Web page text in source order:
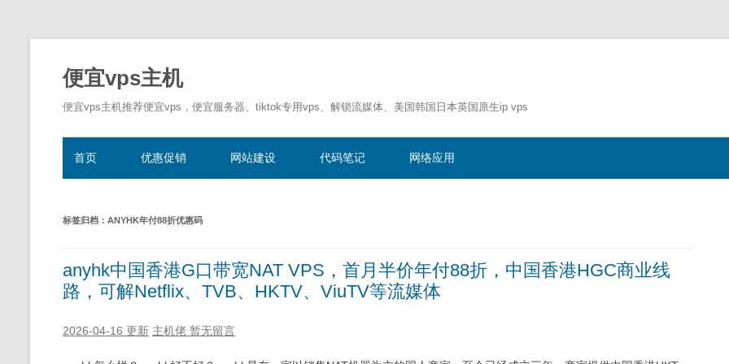
便宜vps主机
便宜vps主机推荐便宜vps，便宜服务器、tiktok专用vps、解锁流媒体、美国韩国日本英国原生ip vps
文
首页 优惠促销 网站建设 代码笔记 网络应用
标签归档： ANYHK年付88折优惠码
anyhk中国香港G口带宽NAT VPS，首月半价年付88折，中国香港HGC商业线
路，可解Netflix、TVB、HKTV、ViuTV等流媒体
2026-04-16 更新 主机佬 暂无留言